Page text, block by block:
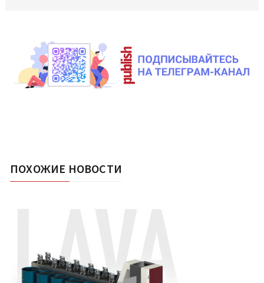
ПОХОЖИЕ НОВОСТИ